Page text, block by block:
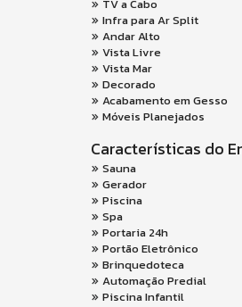
TV a Cabo
Infra para Ar Split
Andar Alto
Vista Livre
Vista Mar
Decorado
Acabamento em Gesso
Móveis Planejados
Características do
Sauna
Gerador
Piscina
Spa
Portaria 24h
Portão Eletrônico
Brinquedoteca
Automação Predial
Piscina Infantil